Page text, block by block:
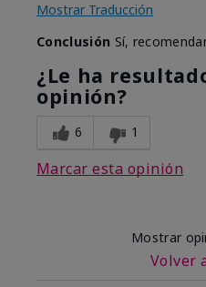
Mostrar Traducción
Conclusión Sí,
¿Le ha
opinión?
6 1
Marcar esta opinión
Mostrar
Volver